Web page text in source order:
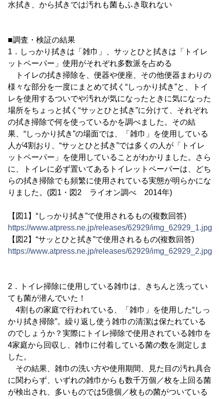
水拭き、から拭きでは汚れも菌もふき取れない
■調査・検証の結果
1．しっかり拭きは「雑巾」、サッとひと拭きは「トイレ
ットペーパー」使用がそれぞれ多数派を占める
トイレの拭き掃除を、便器や便座、その他便器まわりの
様々な部分を一度にまとめて拭く“しっかり拭き”と、トイ
レを使用するついでや汚れが気になったときに気になった
場所をちょっと拭く“サッとひと拭き”に分けて、それぞれ
の拭き掃除で何を使っているかを調べました。その結
果、“しっかり拭き”の場面では、「雑巾」を使用している
人が4割おり、“サッとひと拭き”では多くの人が「トイレ
ットペーパー」を使用していることがわかりました。さら
に、トイレに必ず置いてあるトイレットペーパーは、どち
らの拭き掃除でも頻繁に使用されている実態が明らかにな
りました。(図1・図2 ライオン調べ 2014年)
【図1】“しっかり拭き”で使用されるもの(複数回答)
https://www.atpress.ne.jp/releases/62929/img_62929_1.jpg
【図2】“サッとひと拭き”で使用されるもの(複数回答)
https://www.atpress.ne.jp/releases/62929/img_62929_2.jpg
2．トイレ掃除に使用している雑巾は、きちんと洗ってい
ても菌が潜んでいた！
4割もの家庭で行われている、「雑巾」を使用した“しっ
かり拭き掃除”。繰り返し使う雑巾の清潔は保たれている
のでしょうか？実際にトイレ掃除で使用されている雑巾を
4家庭から回収し、雑巾に付着している菌の数を測定しま
した。
その結果、雑巾の洗い方や使用期間、見た目の汚れ具合
に関わらず、いずれの雑巾からも数千万個／枚を上回る菌
が検出され、多いものでは5億個／枚もの菌がついている